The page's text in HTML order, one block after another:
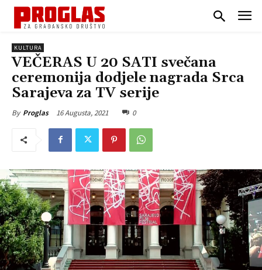
KULTURA
VEČERAS U 20 SATI svečana
ceremonija dodjele nagrada Srca
Sarajeva za TV serije
By Proglas 16 Augusta, 2021 0